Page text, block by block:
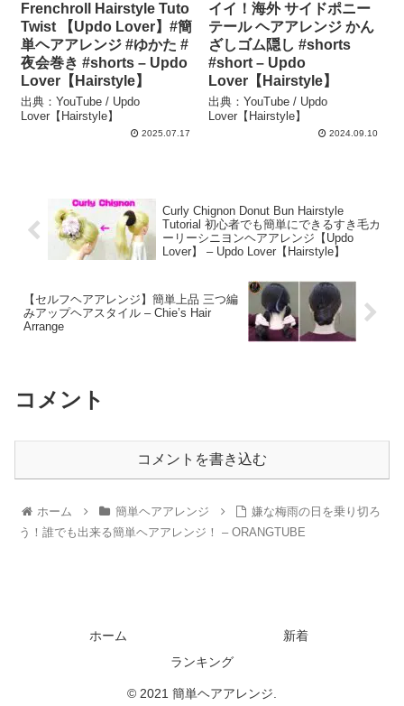
Frenchroll Hairstyle Tuto
Twist 【Updo Lover】#簡
単ヘアアレンジ #ゆかた #
夜会巻き #shorts – Updo
Lover【Hairstyle】
出典：YouTube / Updo
Lover【Hairstyle】
2025.07.17
イイ！海外 サイドポニー
テール ヘアアレンジ かん
ざしゴム隠し #shorts
#short – Updo
Lover【Hairstyle】
出典：YouTube / Updo
Lover【Hairstyle】
2024.09.10
Curly Chignon Donut Bun Hairstyle
Tutorial 初心者でも簡単にできるすき毛カ
ーリーシニヨンヘアアレンジ【Updo
Lover】 – Updo Lover【Hairstyle】
【セルフヘアアレンジ】簡単上品 三つ編
みアップヘアスタイル – Chie’s Hair
Arrange
コメント
コメントを書き込む
ホーム 簡単ヘアアレンジ
嫌な梅雨の日を乗り切ろ
う！誰でも出来る簡単ヘアアレンジ！ – ORANGTUBE
ホーム
新着
ランキング
© 2021 簡単ヘアアレンジ.